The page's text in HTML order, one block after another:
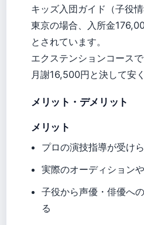
キッズ入団ガイド（子役
東京の場合、入所金
とされています。
エクステンションコース
月謝16,500円と決して安
メリット・デメリット
メリット
プロの演技指導が受け
実際のオーディション
子役から声優・俳優へ
る